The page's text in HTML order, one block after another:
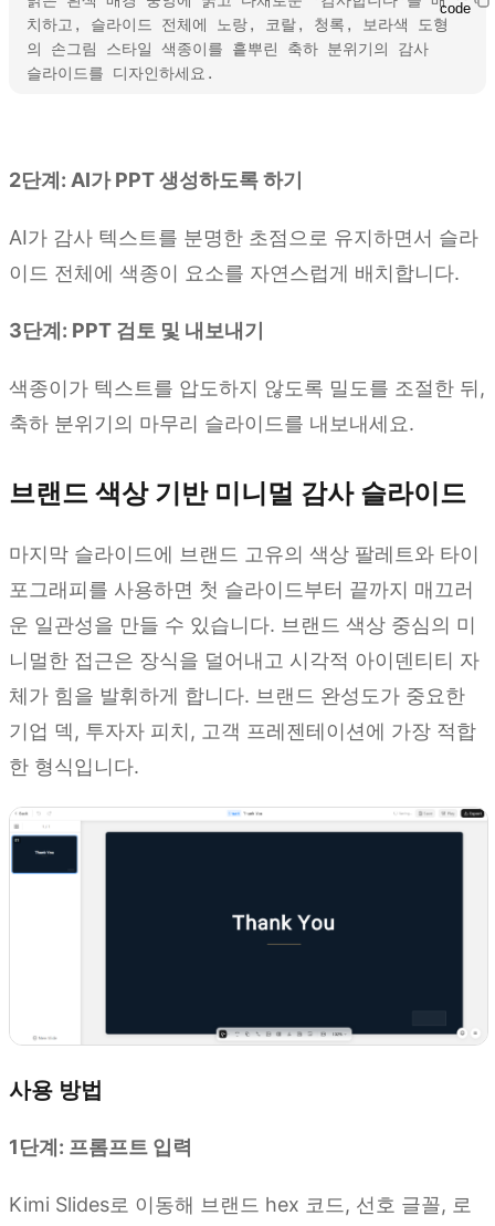
치하고, 슬라이드 전체에 노랑, 코랄, 청록, 보라색 도형
의 손그림 스타일 색종이를 흩뿌린 축하 분위기의 감사
슬라이드를 디자인하세요.
code
2단계: AI가 PPT 생성하도록 하기
AI가 감사 텍스트를 분명한 초점으로 유지하면서 슬라
이드 전체에 색종이 요소를 자연스럽게 배치합니다.
3단계: PPT 검토 및 내보내기
색종이가 텍스트를 압도하지 않도록 밀도를 조절한 뒤,
축하 분위기의 마무리 슬라이드를 내보내세요.
브랜드 색상 기반 미니멀 감사 슬라이드
마지막 슬라이드에 브랜드 고유의 색상 팔레트와 타이
포그래피를 사용하면 첫 슬라이드부터 끝까지 매끄러
운 일관성을 만들 수 있습니다. 브랜드 색상 중심의 미
니멀한 접근은 장식을 덜어내고 시각적 아이덴티티 자
체가 힘을 발휘하게 합니다. 브랜드 완성도가 중요한
기업 덱, 투자자 피치, 고객 프레젠테이션에 가장 적합
한 형식입니다.
사용 방법
1단계: 프롬프트 입력
Kimi Slides로 이동해 브랜드 hex 코드, 선호 글꼴, 로